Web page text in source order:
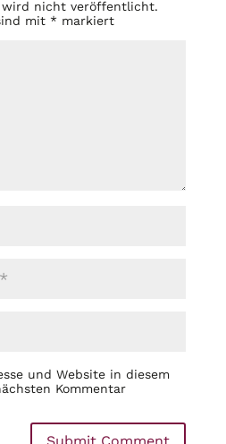
wird nicht veröffentlicht.
mit *markiert
und Website in diesem
Kommentar